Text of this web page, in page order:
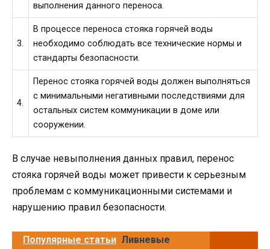
выполнения данного переноса.
3.
В процессе переноса стояка горячей воды
необходимо соблюдать все технические нормы и
стандарты безопасности.
4.
Перенос стояка горячей воды должен выполняться
с минимальными негативными последствиями для
остальных систем коммуникации в доме или
сооружении.
В случае невыполнения данных правил, перенос
стояка горячей воды может привести к серьезным
проблемам с коммуникационными системами и
нарушению правил безопасности.
Популярные статьи Ливневые